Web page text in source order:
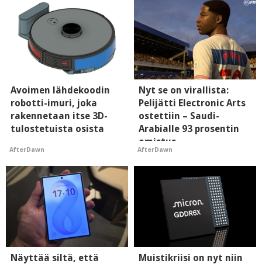
Avoimen lähdekoodin
robotti-imuri, joka
rakennetaan itse 3D-
tulostetuista osista
AfterDawn
Nyt se on virallista:
Pelijätti Electronic Arts
ostettiin – Saudi-
Arabialle 93 prosentin
omistus
AfterDawn
Näyttää siltä, että
Muistikriisi on nyt niin